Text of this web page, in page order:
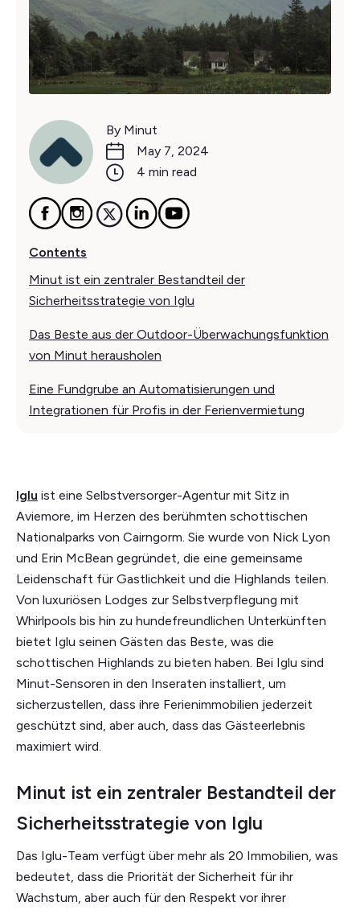
By Minut
May 7, 2024
4 min read
Contents
Minut ist ein zentraler Bestandteil der
Sicherheitsstrategie von Iglu
Das Beste aus der Outdoor-Überwachungsfunktion
von Minut herausholen
Eine Fundgrube an Automatisierungen und
Integrationen für Profis in der Ferienvermietung
Iglu ist eine Selbstversorger-Agentur mit Sitz in
Aviemore, im Herzen des berühmten schottischen
Nationalparks von Cairngorm. Sie wurde von Nick Lyon
und Erin McBean gegründet, die eine gemeinsame
Leidenschaft für Gastlichkeit und die Highlands teilen.
Von luxuriösen Lodges zur Selbstverpflegung mit
Whirlpools bis hin zu hundefreundlichen Unterkünften
bietet Iglu seinen Gästen das Beste, was die
schottischen Highlands zu bieten haben. Bei Iglu sind
Minut-Sensoren in den Inseraten installiert, um
sicherzustellen, dass ihre Ferienimmobilien jederzeit
geschützt sind, aber auch, dass das Gästeerlebnis
maximiert wird.
Minut ist ein zentraler Bestandteil der
Sicherheitsstrategie von Iglu
Das Iglu-Team verfügt über mehr als 20 Immobilien, was
bedeutet, dass die Priorität der Sicherheit für ihr
Wachstum, aber auch für den Respekt vor ihrer